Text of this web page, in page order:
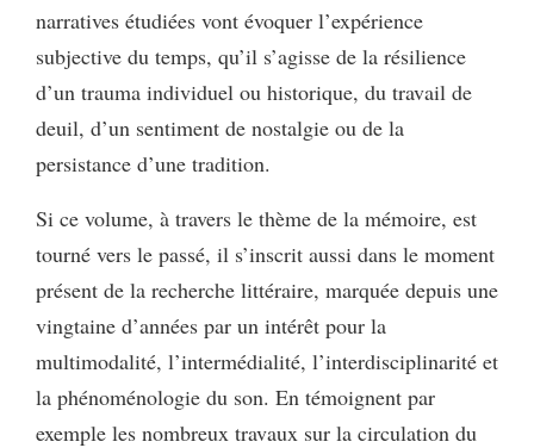
narratives étudiées vont évoquer l’expérience
subjective du temps, qu’il s’agisse de la résilience
d’un trauma individuel ou historique, du travail de
deuil, d’un sentiment de nostalgie ou de la
persistance d’une tradition.
Si ce volume, à travers le thème de la mémoire, est
tourné vers le passé, il s’inscrit aussi dans le moment
présent de la recherche littéraire, marquée depuis une
vingtaine d’années par un intérêt pour la
multimodalité, l’intermédialité, l’interdisciplinarité et
la phénoménologie du son. En témoignent par
exemple les nombreux travaux sur la circulation du